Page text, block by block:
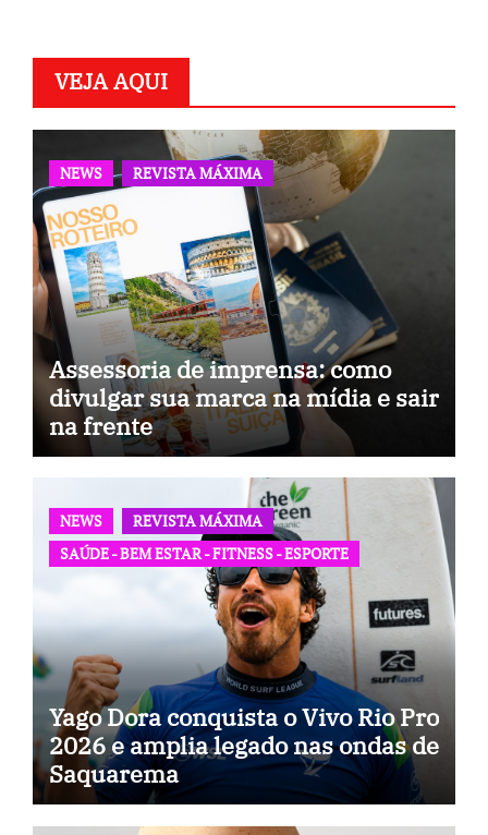
VEJA AQUI
NEWS REVISTA MÁXIMA
Assessoria de imprensa: como
divulgar sua marca na mídia e sair
na frente
NEWS
REVISTA MÁXIMA
SAÚDE - BEM ESTAR - FITNESS - ESPORTE
Yago Dora conquista o Vivo Rio Pro
2026 e amplia legado nas ondas de
Saquarema